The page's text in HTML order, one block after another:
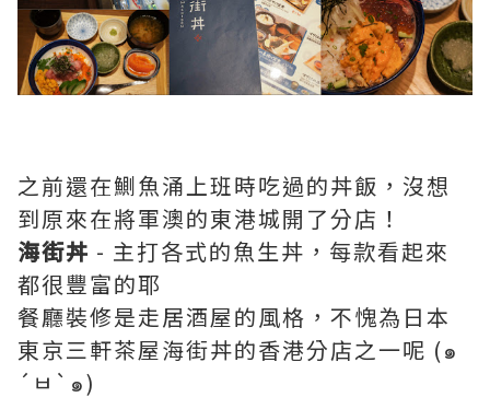
之前還在鰂魚涌上班時吃過的丼飯，沒想
到原來在將軍澳的東港城開了分店！
海街丼 - 主打各式的魚生丼，每款看起來
都很豐富的耶
餐廳裝修是走居酒屋的風格，不愧為日本
東京三軒茶屋海街丼的香港分店之一呢 (๑
´ㅂ`๑)